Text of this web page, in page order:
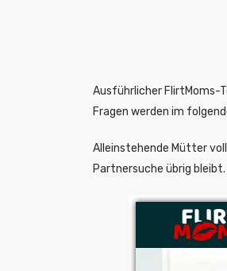
Ausführlicher FlirtMoms-
Fragen werden im
Alleinstehende Mütter
Partnersuche übrig